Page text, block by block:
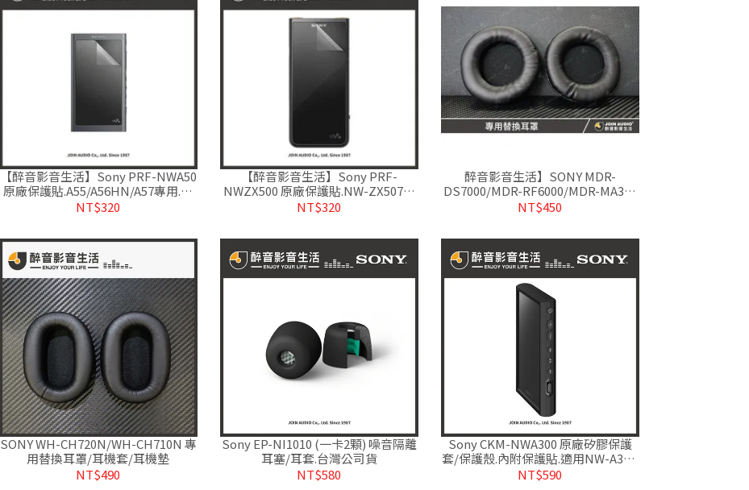
【醉音影音生活】Sony PRF-NWA50
原廠保護貼.A55/A56HN/A57專用.公
司貨
NT$320
【醉音影音生活】Sony PRF-
NWZX500 原廠保護貼.NW-ZX507專
用.公司貨
NT$320
醉音影音生活】SONY MDR-
DS7000/MDR-RF6000/MDR-MA300
專用替換耳罩/耳機套/耳機墊
NT$450
SONY WH-CH720N/WH-CH710N 專
用替換耳罩/耳機套/耳機墊
NT$490
Sony EP-NI1010 (一卡2顆) 噪音隔離
耳塞/耳套.台灣公司貨
NT$580
Sony CKM-NWA300 原廠矽膠保護
套/保護殼.內附保護貼.適用NW-A306.
台灣公司貨
NT$590